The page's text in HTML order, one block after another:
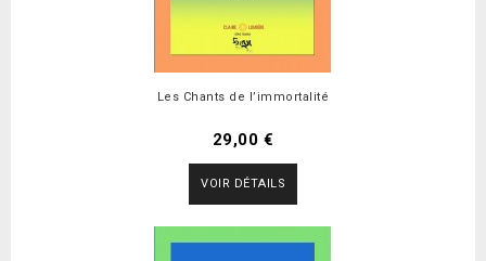
Les Chants de l’immortalité
29,00 €
VOIR DÉTAILS